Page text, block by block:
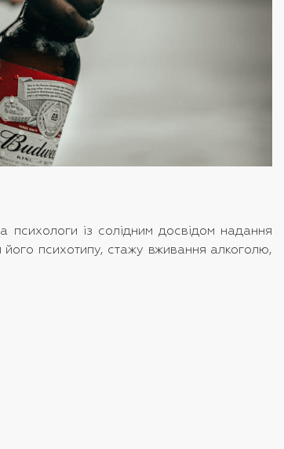
психологи із солідним досвідом надання
психотипу, стажу вживання алкоголю,